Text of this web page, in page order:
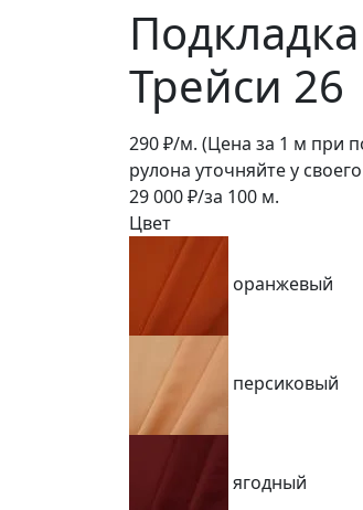
Трейси 26
290₽/м. (Цена за 1 м при
рулона уточняйте у
29 000₽/за 100 м.
Цвет
оранжевый
персиковый
ягодный